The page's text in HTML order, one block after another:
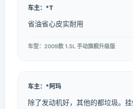
车主：*T
省油省心皮实耐用
车型：2009款 1.5L 手动旗舰升级版
车主：*阿玛
除了发动机好，其他的都垃圾。